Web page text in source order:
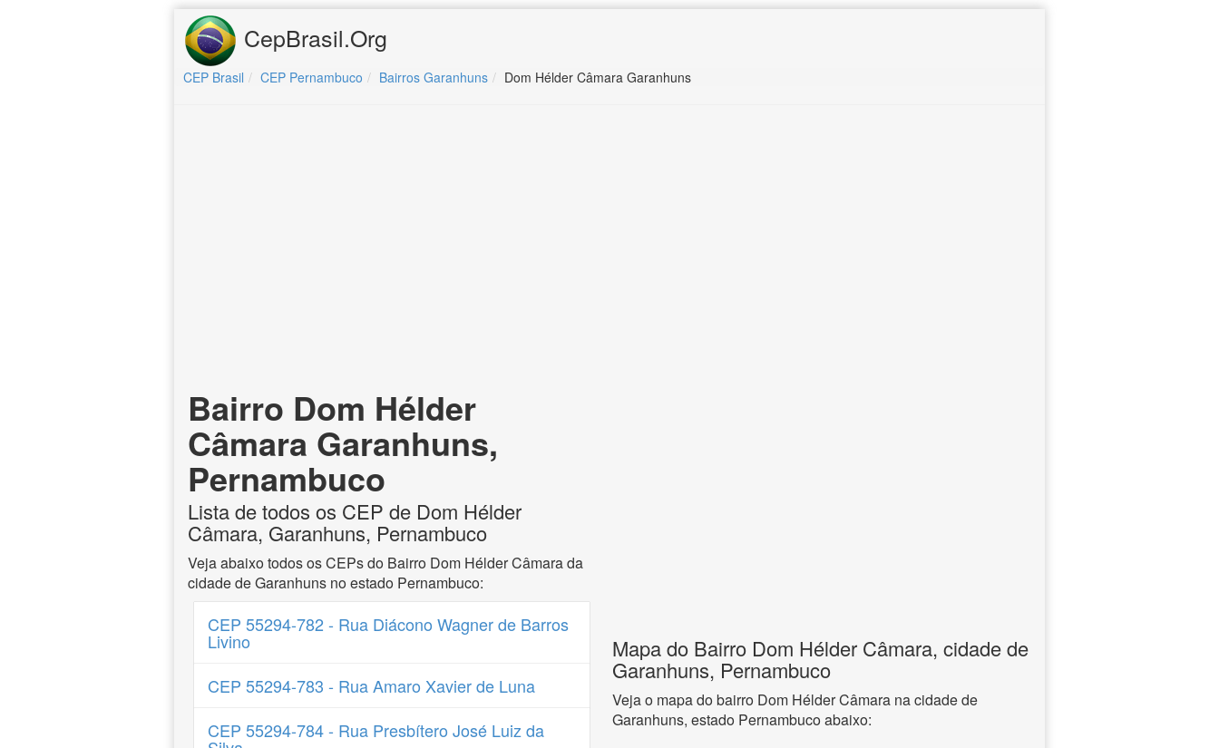
CepBrasil.Org
CEP Brasil CEP Pernambuco Bairros Garanhuns Dom Hélder Câmara Garanhuns
Bairro Dom Hélder
Câmara Garanhuns,
Pernambuco
Lista de todos os CEP de Dom Hélder
Câmara, Garanhuns, Pernambuco
Veja abaixo todos os CEPs do Bairro Dom Hélder Câmara da
cidade de Garanhuns no estado Pernambuco:
CEP 55294-782 - Rua Diácono Wagner de Barros
Livino
CEP 55294-783 - Rua Amaro Xavier de Luna
CEP 55294-784 - Rua Presbítero José Luiz da
Mapa do Bairro Dom Hélder Câmara, cidade de
Garanhuns, Pernambuco
Veja o mapa do bairro Dom Hélder Câmara na cidade de
Garanhuns, estado Pernambuco abaixo: